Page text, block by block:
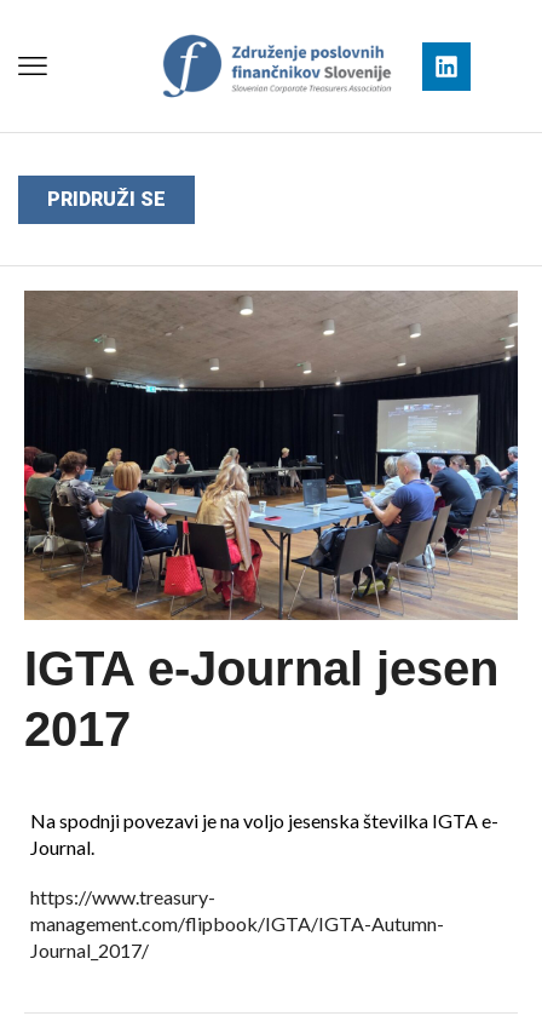
PRIDRUŽI SE
IGTA e-Journal jesen
2017
Na spodnji povezavi je na voljo jesenska številka IGTA e-
Journal.
https://www.treasury-
management.com/flipbook/IGTA/IGTA-Autumn-
Journal_2017/